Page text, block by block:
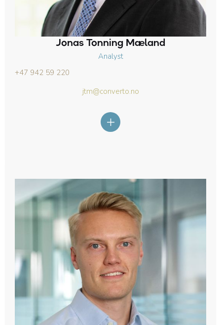
Jonas Tonning Mæland
Analyst
+47 942 59 220
jtm@converto.no